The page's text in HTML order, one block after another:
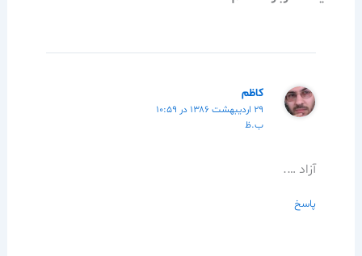
کاظم
۲۹ اردیبهشت ۱۳۸۶ در ۱۰:۵۹
ب.ظ
آزاد ….
پاسخ